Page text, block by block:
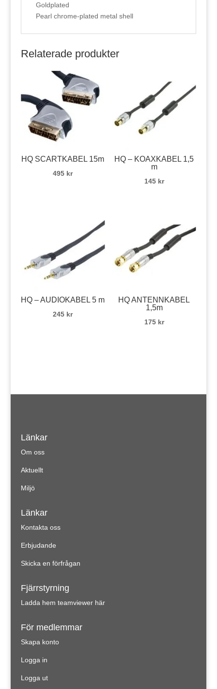
Goldplated
Pearl chrome-plated metal shell
Relaterade produkter
HQ SCARTKABEL 15m
495 kr
HQ – KOAXKABEL 1,5
m
145 kr
HQ – AUDIOKABEL 5 m
245 kr
HQ ANTENNKABEL
1,5m
175 kr
Länkar
Om oss
Aktuellt
Miljö
Länkar
Kontakta oss
Erbjudande
Skicka en förfrågan
Fjärrstyrning
Ladda hem teamviewer här
För medlemmar
Skapa konto
Logga in
Logga ut